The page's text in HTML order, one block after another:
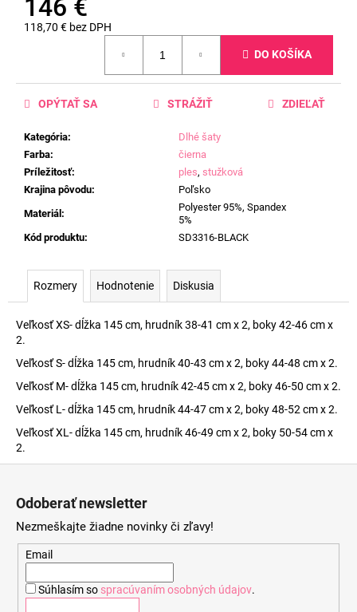
146 €
118,70 € bez DPH
DO KOŠÍKA
Kategória:
Dlhé šaty
Farba:
čierna
Príležitosť: ples, stužková
Krajina pôvodu:
Poľsko
Materiál:
Polyester 95%, Spandex
5%
Kód produktu: SD3316-BLACK
OPÝTAŤ SA STRÁŽIŤ ZDIEĽAŤ
Rozmery Hodnotenie Diskusia
Veľkosť XS- dĺžka 145 cm, hrudník 38-41 cm x 2, boky 42-46 cm x
2.
Veľkosť S- dĺžka 145 cm, hrudník 40-43 cm x 2, boky 44-48 cm x 2.
Veľkosť M- dĺžka 145 cm, hrudník 42-45 cm x 2, boky 46-50 cm x 2.
Veľkosť L- dĺžka 145 cm, hrudník 44-47 cm x 2, boky 48-52 cm x 2.
Veľkosť XL- dĺžka 145 cm, hrudník 46-49 cm x 2, boky 50-54 cm x
2.
Odoberať newsletter
Nezmeškajte žiadne novinky či zľavy!
Email
Súhlasím so spracúvaním osobných údajov.